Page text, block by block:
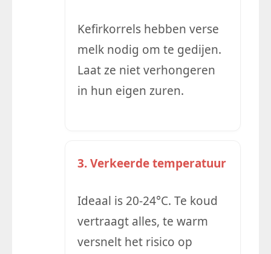
Kefirkorrels hebben verse
melk nodig om te gedijen.
Laat ze niet verhongeren
in hun eigen zuren.
3. Verkeerde temperatuur
Ideaal is 20-24°C. Te koud
vertraagt alles, te warm
versnelt het risico op